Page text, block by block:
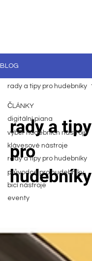
BLOG
ČLÁNKY
digitální piana
výběr hudebních nástrojů
klávesové nástroje
rady a tipy pro hudebníky
průvodce pro hudebníky
bicí nástroje
eventy
rady a tipy pro hudebníky
rady a tipy
pro
hudebníky